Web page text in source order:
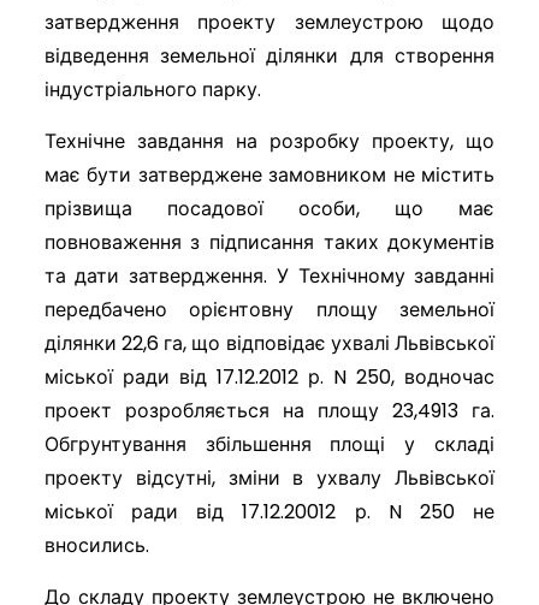
затвердження проекту землеустрою щодо
відведення земельної ділянки для створення
індустріального парку.
Технічне завдання на розробку проекту, що
має бути затверджене замовником не містить
прізвища посадової особи, що має
повноваження з підписання таких документів
та дати затвердження. У Технічному завданні
передбачено орієнтовну площу земельної
ділянки 22,6 га, що відповідає ухвалі Львівської
міської ради від 17.12.2012 р. N 250, водночас
проект розробляється на площу 23,4913 га.
Обгрунтування збільшення площі у складі
проекту відсутні, зміни в ухвалу Львівської
міської ради від 17.12.20012 р. N 250 не
вносились.
До складу проекту землеустрою не включено